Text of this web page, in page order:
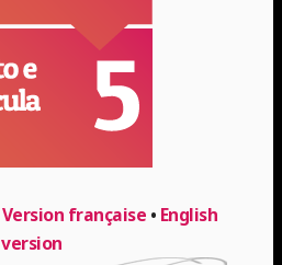
Version française • English
version